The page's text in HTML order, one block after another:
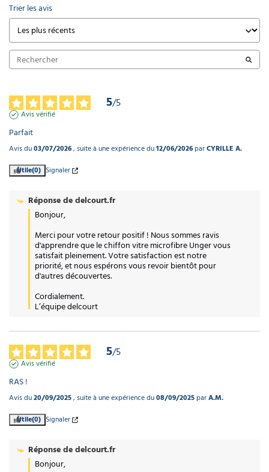
Trier les avis
5/5
Avis vérifié
Parfait
Avis du03/07/2026, suite à une expérience du12/06/2026parCYRILLE A.
Utile(0) Signaler
Réponse dedelcourt.fr
Bonjour,
Merci pour votre retour positif ! Nous sommes ravis
d'apprendre que le chiffon vitre microfibre Unger vous
satisfait pleinement. Votre satisfaction est notre
priorité, et nous espérons vous revoir bientôt pour
d'autres découvertes.
Cordialement.
L’équipe delcourt
5/5
Avis vérifié
RAS !
Avis du20/09/2025, suite à une expérience du08/09/2025parA.M.
Utile(0) Signaler
Réponse dedelcourt.fr
Bonjour,